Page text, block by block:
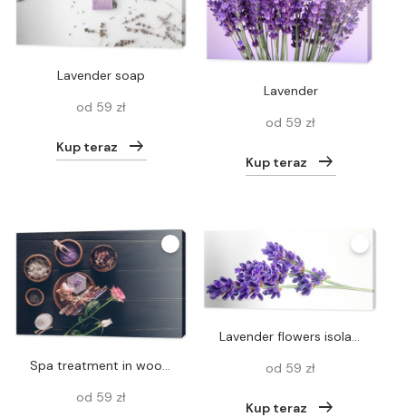
lavender soap
od 59 zł
Kup teraz
Lavender
od 59 zł
Kup teraz
spa treatment in wooden plates
od 59 zł
Lavender flowers isolated on a white background
od 59 zł
Kup teraz